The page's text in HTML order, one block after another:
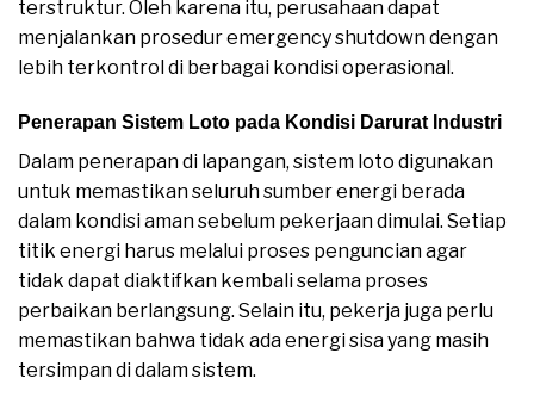
terstruktur. Oleh karena itu, perusahaan dapat
menjalankan prosedur emergency shutdown dengan
lebih terkontrol di berbagai kondisi operasional.
Penerapan Sistem Loto pada Kondisi Darurat Industri
Dalam penerapan di lapangan, sistem loto digunakan
untuk memastikan seluruh sumber energi berada
dalam kondisi aman sebelum pekerjaan dimulai. Setiap
titik energi harus melalui proses penguncian agar
tidak dapat diaktifkan kembali selama proses
perbaikan berlangsung. Selain itu, pekerja juga perlu
memastikan bahwa tidak ada energi sisa yang masih
tersimpan di dalam sistem.